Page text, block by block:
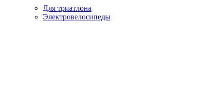
Для триатлона
Электровелосипеды